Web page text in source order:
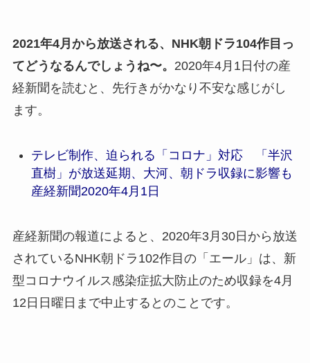
2021年4月から放送される、NHK朝ドラ104作目っ
てどうなるんでしょうね〜。 2020年4月1日付の産
経新聞を読むと、先行きがかなり不安な感じがし
ます。
テレビ制作、迫られる「コロナ」対応 「半沢
直樹」が放送延期、大河、朝ドラ収録に影響も
産経新聞2020年4月1日
産経新聞の報道によると、2020年3月30日から放送
されているNHK朝ドラ102作目の「エール」は、新
型コロナウイルス感染症拡大防止のため収録を4月
12日日曜日まで中止するとのことです。